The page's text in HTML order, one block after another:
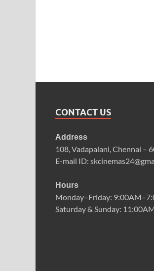
CONTACT US
Address
108, Vadapalani, Chennai –
E-mail ID:
Hours
Monday–Friday:
Saturday & Sunday: